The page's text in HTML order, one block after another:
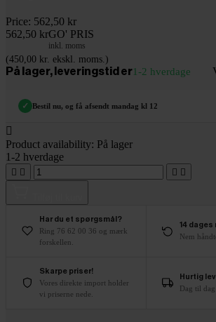
Price: 562,50 kr
562,50 krGO' PRIS
inkl. moms
(450,00 kr. ekskl. moms.)
På lager, leveringstid er1-2 hverdage
✓ Bestil nu, og få afsendt mandag kl 12

Product availability: På lager
1-2 hverdage
   
Har du et spørgsmål?
Ring 76 62 00 36 og mærk
forskellen.
14 dages
Nem
Skarpe priser!
Vores direkte import holder
vi priserne nede.
Hurtig
Dag til